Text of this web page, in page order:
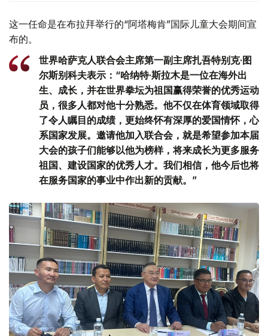
这一任命是在布拉拜举行的“阿塔梅肯”国际儿童大会期间宣
布的。
世界哈萨克人联合会主席第一副主席扎吾特别克·图
尔斯别科夫表示：“哈纳特·斯拉木是一位在海外出
生、成长，并在世界拳坛为祖国赢得荣誉的优秀运动
员，很多人都对他十分熟悉。他不仅在体育领域取得
了令人瞩目的成绩，更始终怀有深厚的爱国情怀，心
系国家发展。邀请他加入联合会，就是希望参加本届
大会的孩子们能够以他为榜样，将来成长为更多服务
祖国、建设国家的优秀人才。我们相信，他今后也将
在服务国家的事业中作出新的贡献。”